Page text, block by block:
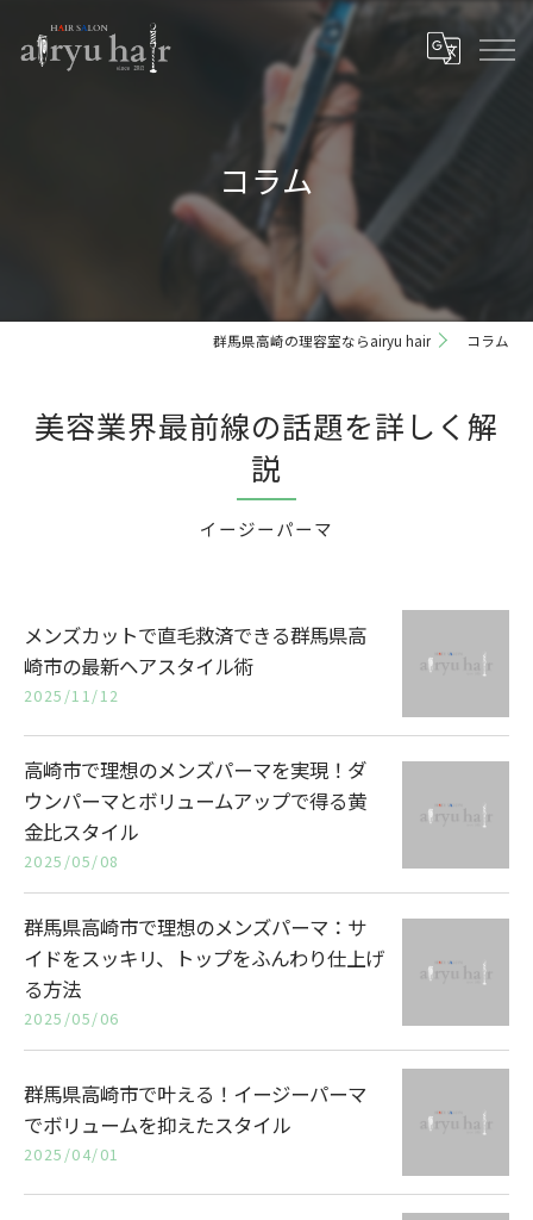
コラム
群馬県高崎の理容室ならairyu hair コラム
美容業界最前線の話題を詳しく解
説
イージーパーマ
メンズカットで直毛救済できる群馬県高
崎市の最新ヘアスタイル術
2025/11/12
高崎市で理想のメンズパーマを実現！ダ
ウンパーマとボリュームアップで得る黄
金比スタイル
2025/05/08
群馬県高崎市で理想のメンズパーマ：サ
イドをスッキリ、トップをふんわり仕上げ
る方法
2025/05/06
群馬県高崎市で叶える！イージーパーマ
でボリュームを抑えたスタイル
2025/04/01